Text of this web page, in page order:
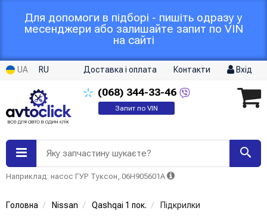
Для допомоги в підборі - пишіть одразу у
месенджери або залишайте запит по VIN
на сайті
UA RU Доставка і оплата Контакти Вхід
(068) 344-33-46
Запит по VIN
Яку запчастину шукаєте?
Наприклад: насос ГУР Туксон, 06H905601A
Головна Nissan Qashqai 1 пок. Підкрилки